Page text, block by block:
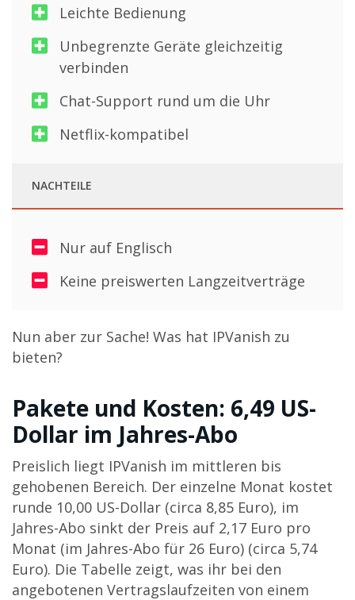
Leichte Bedienung
Unbegrenzte Geräte gleichzeitig
verbinden
Chat-Support rund um die Uhr
Netflix-kompatibel
NACHTEILE
Nur auf Englisch
Keine preiswerten Langzeitverträge
Nun aber zur Sache! Was hat IPVanish zu
bieten?
Pakete und Kosten: 6,49 US-
Dollar im Jahres-Abo
Preislich liegt IPVanish im mittleren bis
gehobenen Bereich. Der einzelne Monat kostet
runde 10,00 US-Dollar (circa 8,85 Euro), im
Jahres-Abo sinkt der Preis auf 2,17 Euro pro
Monat (im Jahres-Abo für 26 Euro) (circa 5,74
Euro). Die Tabelle zeigt, was ihr bei den
angebotenen Vertragslaufzeiten von einem